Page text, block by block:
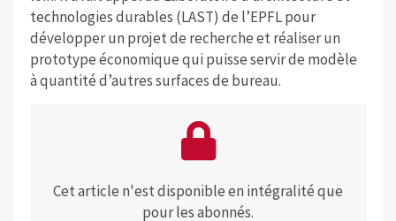
technologies durables (LAST) de l’EPFL pour
développer un projet de recherche et réaliser un
prototype économique qui puisse servir de modèle
à quantité d’autres surfaces de bureau.
Cet article n'est disponible en intégralité que
pour les abonnés.